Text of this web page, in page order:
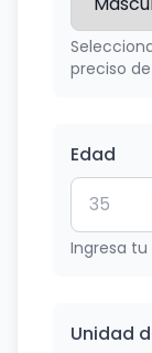
preciso de
Edad
Ingresa tu
Unidad